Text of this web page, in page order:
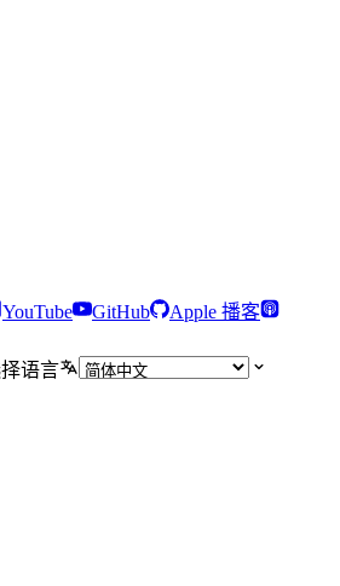
YouTube GitHub
Apple 播客
语言